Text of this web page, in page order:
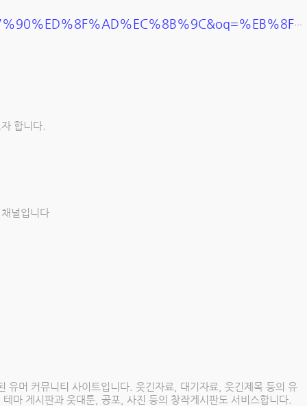
합니다.
널입니다
머 커뮤니티 사이트입니다. 웃긴자료, 대기자료, 웃긴제목 등의 유
마 게시판과 웃대툰, 공포, 사진 등의 창작게시판도 서비스합니다.